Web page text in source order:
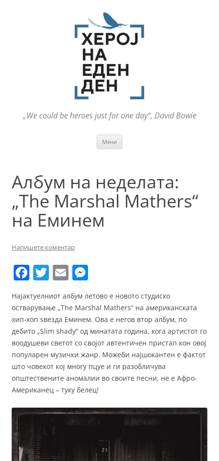
„We could be heroes just for one day“, David Bowie
Мени
Албум на неделата:
„The Marshal Mathers“
на Еминем
Напишете коментар
F
c
e
b
o
o
k
T
itt
er
E
m
ai
l
ss
e
n
g
er
Најактуелниот албум летово е новото студиско
остварување „The Marshal Mathers“ на американската
хип-хоп ѕвезда Еминем. Ова е негов втор албум, по
дебито „Slim shady“ од минатата година, кога артистот го
воодушеви светот со својот автентичен пристап кон овој
популарен музички жанр. Можеби најшокантен е фактот
што човекот кој многу пцуе и ги разобличува
општествените аномалии во своите песни, не е Афро-
Американец – туку белец!